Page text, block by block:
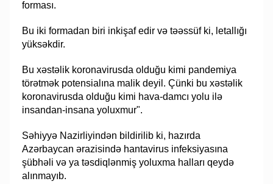
forması.
Bu iki formadan biri inkişaf edir və təəssüf ki, letallığı
yüksəkdir.
Bu xəstəlik koronavirusda olduğu kimi pandemiya
törətmək potensialına malik deyil. Çünki bu xəstəlik
koronavirusda olduğu kimi hava-damcı yolu ilə
insandan-insana yoluxmur".
Səhiyyə Nazirliyindən bildirilib ki, hazırda
Azərbaycan ərazisində hantavirus infeksiyasına
şübhəli və ya təsdiqlənmiş yoluxma halları qeydə
alınmayıb.